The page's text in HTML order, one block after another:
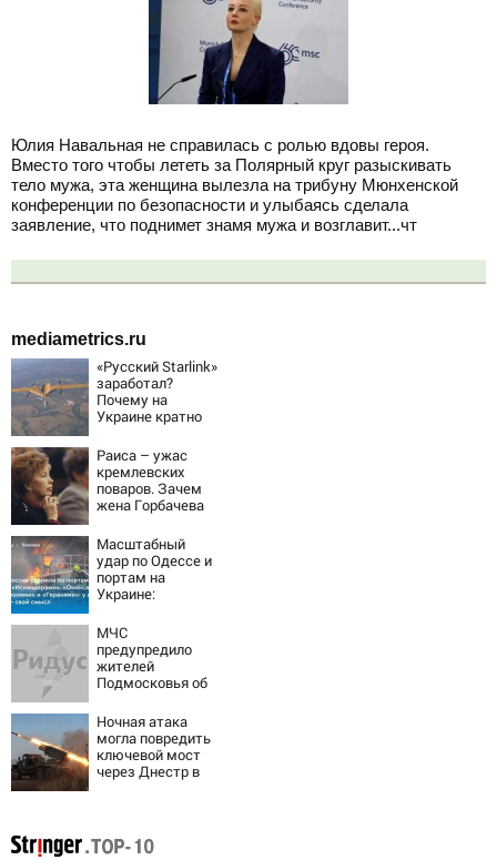
Юлия Навальная не справилась с ролью вдовы героя.
Вместо того чтобы лететь за Полярный круг разыскивать
тело мужа, эта женщина вылезла на трибуну Мюнхенской
конференции по безопасности и улыбаясь сделала
заявление, что поднимет знамя мужа и возглавит...чт
mediametrics.ru
«Русский Starlink»
заработал?
Почему на
Украине кратно
точность
попаданий по
объектам ВСУ
Раиса – ужас
кремлевских
поваров. Зачем
жена Горбачева
видов каши
каждое утро?
Масштабный
удар по Одессе и
портам на
Украине:
новости,
подробности об
ударах России 9
августа 2026 года
МЧС
предупредило
жителей
Подмосковья об
дронов
Ночная атака
могла повредить
ключевой мост
через Днестр в